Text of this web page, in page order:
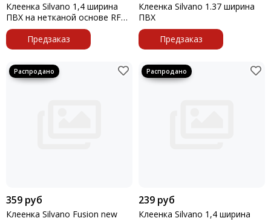
Клеенка Silvano 1,4 ширина
ПВХ на нетканой основе RFM-
1400E 1 метр
Предзаказ
Клеенка Silvano 1.37 ширина
ПВХ
Предзаказ
359 руб
Клеенка Silvano Fusion new
239 руб
Клеенка Silvano 1,4 ширина